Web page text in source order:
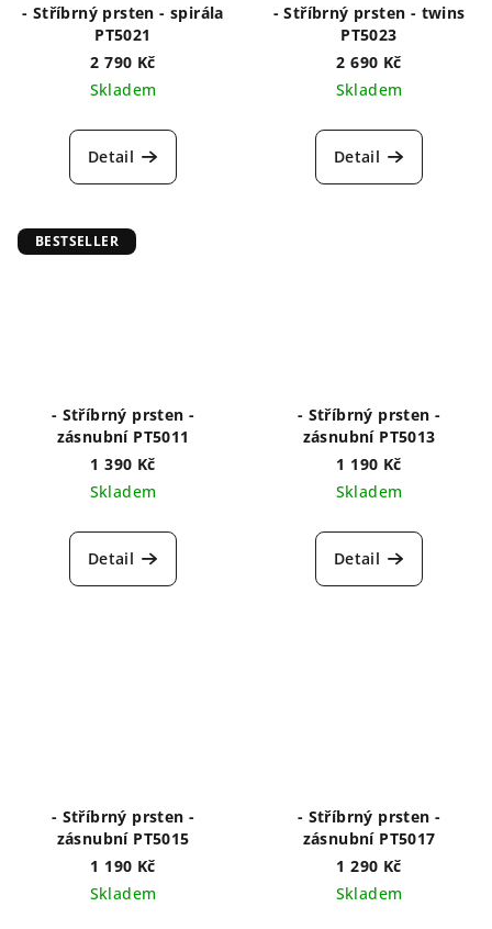
- Stříbrný prsten - spirála
PT5021
2 790 Kč
Skladem
Detail
- Stříbrný prsten - twins
PT5023
2 690 Kč
Skladem
Detail
BESTSELLER
- Stříbrný prsten -
zásnubní PT5011
1 390 Kč
Skladem
Detail
- Stříbrný prsten -
zásnubní PT5013
1 190 Kč
Skladem
Detail
- Stříbrný prsten -
zásnubní PT5015
1 190 Kč
Skladem
- Stříbrný prsten -
zásnubní PT5017
1 290 Kč
Skladem